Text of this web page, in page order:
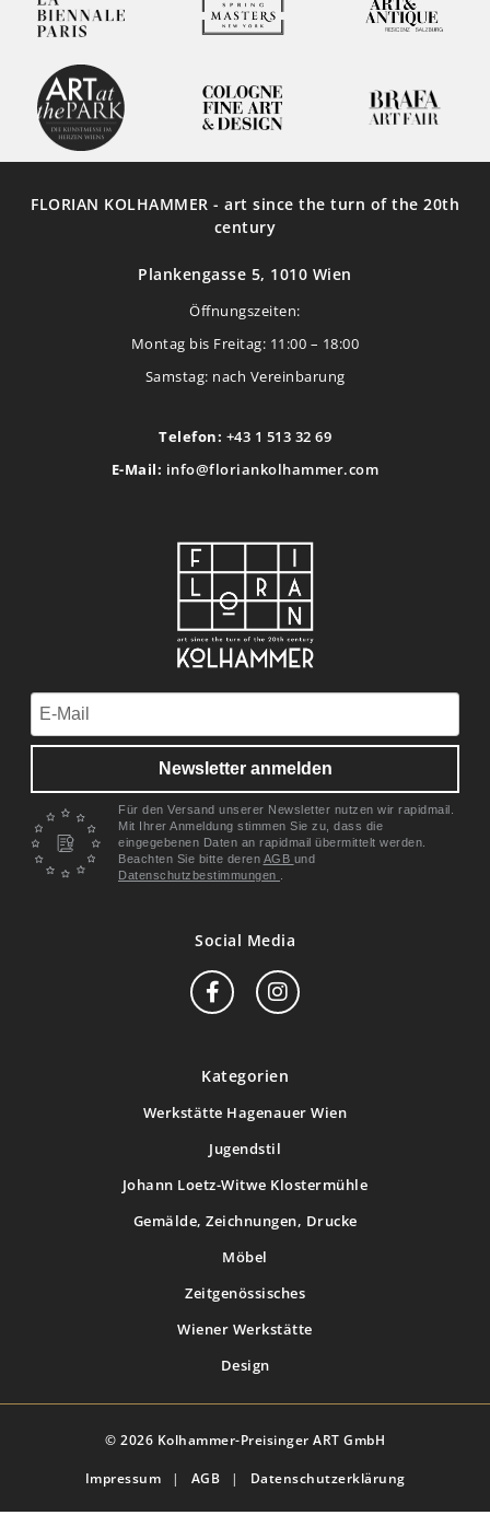
FLORIAN KOLHAMMER - art since the turn of the 20th
century
Plankengasse 5, 1010 Wien
Öffnungszeiten:
Montag bis Freitag: 11:00 – 18:00
Samstag: nach Vereinbarung
Telefon: +43 1 513 32 69
E-Mail: info@floriankolhammer.com
Newsletter anmelden
Für den Versand unserer Newsletter nutzen wir rapidmail.
Mit Ihrer Anmeldung stimmen Sie zu, dass die
eingegebenen Daten an rapidmail übermittelt werden.
Beachten Sie bitte deren AGB und
Datenschutzbestimmungen
Social Media
Kategorien
Werkstätte Hagenauer Wien
Jugendstil
Johann Loetz-Witwe Klostermühle
Gemälde, Zeichnungen, Drucke
Möbel
Zeitgenössisches
Wiener Werkstätte
Design
© 2026 Kolhammer-Preisinger ART GmbH
Impressum | AGB | Datenschutzerklärung